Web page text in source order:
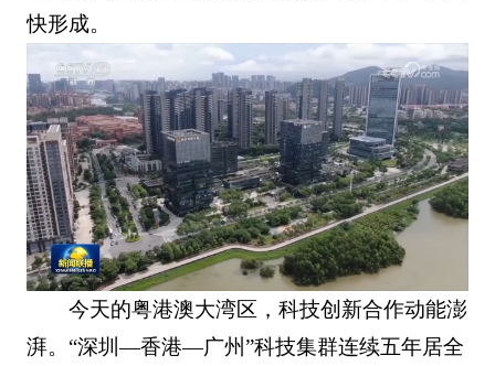
快形成。
今天的粤港澳大湾区，科技创新合作动能澎
湃。“深圳—香港—广州”科技集群连续五年居全